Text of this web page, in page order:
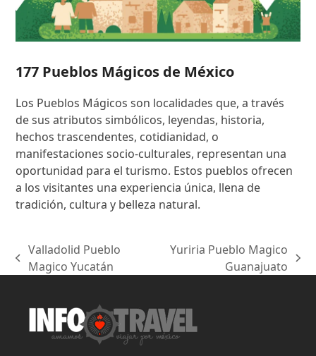
177 Pueblos Mágicos de México
Los Pueblos Mágicos son localidades que, a través
de sus atributos simbólicos, leyendas, historia,
hechos trascendentes, cotidianidad, o
manifestaciones socio-culturales, representan una
oportunidad para el turismo. Estos pueblos ofrecen
a los visitantes una experiencia única, llena de
tradición, cultura y belleza natural.
previous
Valladolid Pueblo
Magico Yucatán
Yuriria Pueblo Magico
Guanajuato